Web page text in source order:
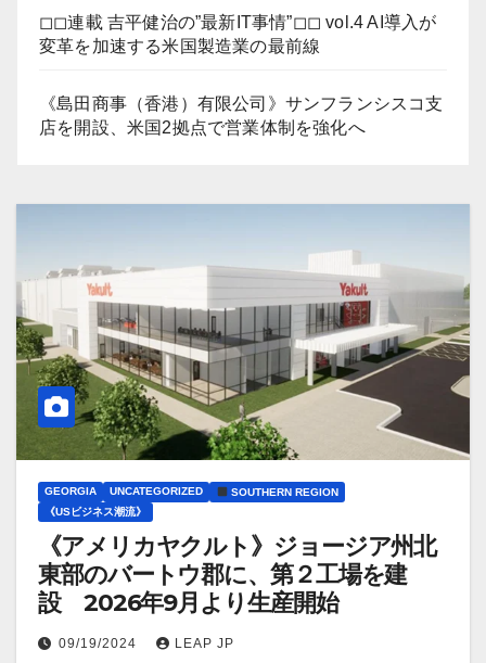
◻︎◻︎連載 吉平健治の”最新IT事情”◻︎◻︎ vol.4 AI導入が
変革を加速する米国製造業の最前線
《島田商事（香港）有限公司》サンフランシスコ支
店を開設、米国2拠点で営業体制を強化へ
GEORGIA UNCATEGORIZED
SOUTHERN REGION
《USビジネス潮流》
《アメリカヤクルト》ジョージア州北
東部のバートウ郡に、第２工場を建
設 2026年9月より生産開始
09/19/2024 LEAP JP